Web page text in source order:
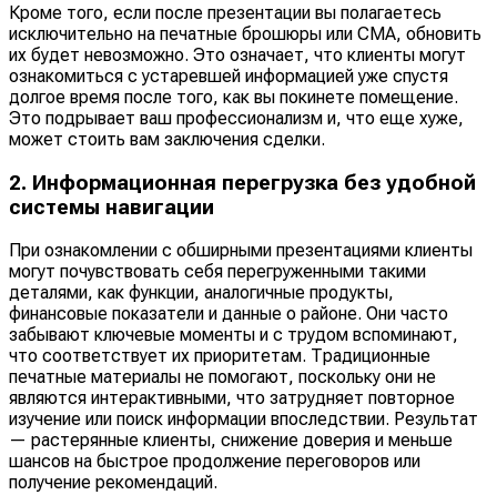
Кроме того, если после презентации вы полагаетесь
исключительно на печатные брошюры или CMA, обновить
их будет невозможно. Это означает, что клиенты могут
ознакомиться с устаревшей информацией уже спустя
долгое время после того, как вы покинете помещение.
Это подрывает ваш профессионализм и, что еще хуже,
может стоить вам заключения сделки.
2. Информационная перегрузка без удобной
системы навигации
При ознакомлении с обширными презентациями клиенты
могут почувствовать себя перегруженными такими
деталями, как функции, аналогичные продукты,
финансовые показатели и данные о районе. Они часто
забывают ключевые моменты и с трудом вспоминают,
что соответствует их приоритетам. Традиционные
печатные материалы не помогают, поскольку они не
являются интерактивными, что затрудняет повторное
изучение или поиск информации впоследствии. Результат
— растерянные клиенты, снижение доверия и меньше
шансов на быстрое продолжение переговоров или
получение рекомендаций.